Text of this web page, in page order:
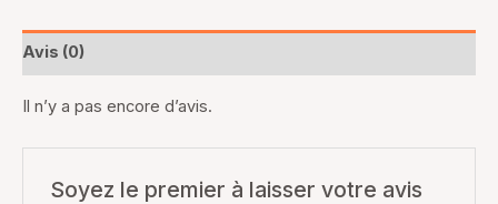
Avis (0)
Il n’y a pas encore d’avis.
Soyez le premier à laisser votre avis